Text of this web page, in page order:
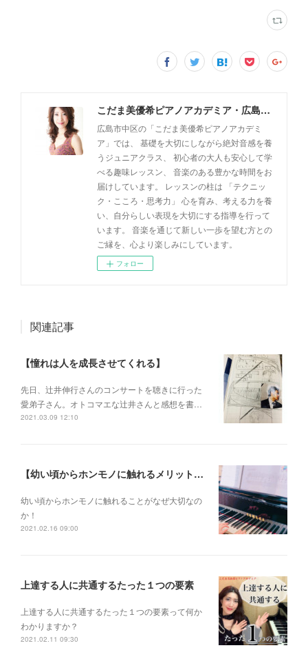
こだま美優希ピアノアカデミア・広島市中区
広島市中区の「こだま美優希ピアノアカデミ
ア」では、 基礎を大切にしながら絶対音感を養
うジュニアクラス、 初心者の大人も安心して学
べる趣味レッスン、 音楽のある豊かな時間をお
届けしています。 レッスンの柱は 「テクニッ
ク・こころ・思考力」 心を育み、考える力を養
い、自分らしい表現を大切にする指導を行って
います。 音楽を通じて新しい一歩を望む方との
ご縁を、心より楽しみにしています。
フォロー
関連記事
【憧れは人を成長させてくれる】
先日、辻井伸行さんのコンサートを 聴きに行った
愛弟子さん。 オトコマエな辻井さんと 感想を書…
2021.03.09 12:10
【幼い頃からホンモノに触れるメリットとは？】
幼い頃からホンモノに 触れることがなぜ大切なの
か！
2021.02.16 09:00
上達する人に共通するたった１つの要素
上達する人に共通するたった１つの要素って何か
わかりますか？
2021.02.11 09:30